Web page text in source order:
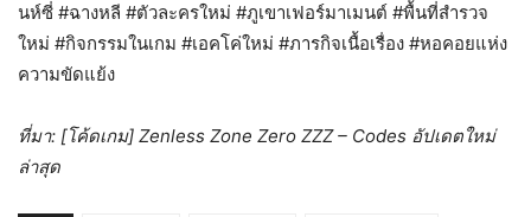
นห์ซี่ #ฉางหลี #ตัวละครใหม่ #ภูเขาเฟอร์มาเมนต์ #พื้นที่สำรวจ
ใหม่ #กิจกรรมในเกม #เอคโค่ใหม่ #ภารกิจเนื้อเรื่อง #หอคอยแห่ง
ความขัดแย้ง
ที่มา: [โค้ดเกม] Zenless Zone Zero ZZZ – Codes อัปเดตใหม่
ล่าสุด